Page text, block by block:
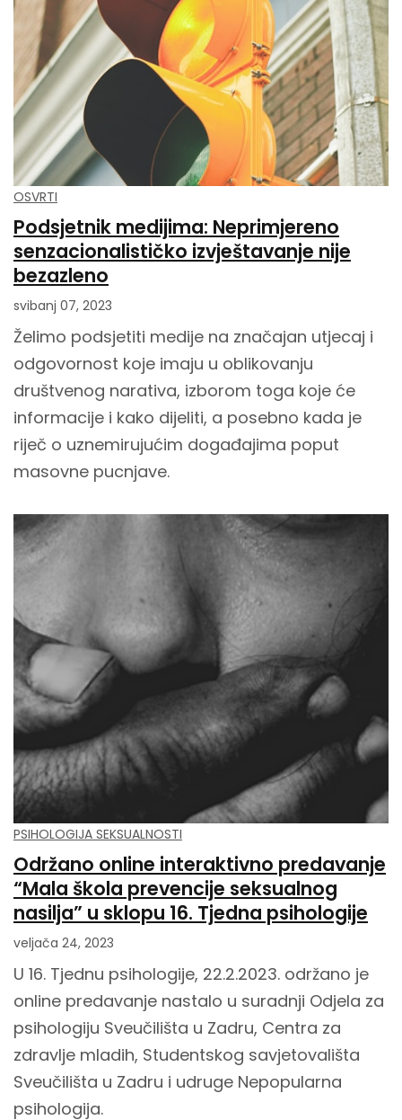
OSVRTI
Podsjetnik medijima: Neprimjereno
senzacionalističko izvještavanje nije
bezazleno
svibanj 07, 2023
Želimo podsjetiti medije na značajan utjecaj i
odgovornost koje imaju u oblikovanju
društvenog narativa, izborom toga koje će
informacije i kako dijeliti, a posebno kada je
riječ o uznemirujućim događajima poput
masovne pucnjave.
PSIHOLOGIJA SEKSUALNOSTI
Održano online interaktivno predavanje
“Mala škola prevencije seksualnog
nasilja” u sklopu 16. Tjedna psihologije
veljača 24, 2023
U 16. Tjednu psihologije, 22.2.2023. održano je
online predavanje nastalo u suradnji Odjela za
psihologiju Sveučilišta u Zadru, Centra za
zdravlje mladih, Studentskog savjetovališta
Sveučilišta u Zadru i udruge Nepopularna
psihologija.